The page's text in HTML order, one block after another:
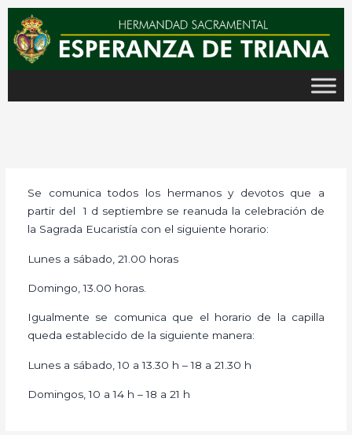
contenido
Se comunica todos los hermanos y devotos que a
partir del 1 d septiembre se reanuda la celebración de
la Sagrada Eucaristía con el siguiente horario:
Lunes a sábado, 21.00 horas
Domingo, 13.00 horas.
Igualmente se comunica que el horario de la capilla
queda establecido de la siguiente manera:
Lunes a sábado, 10 a 13.30 h – 18 a 21.30 h
Domingos, 10 a 14 h – 18 a 21 h